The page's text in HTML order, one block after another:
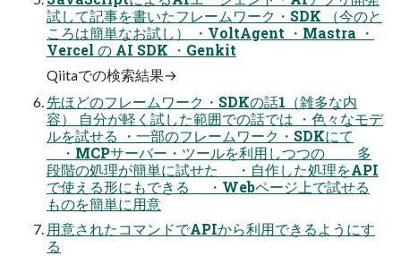
試して記事を書いたフレームワーク・SDK （今のと
ころは簡単なお試し） ・VoltAgent ・Mastra ・
Vercel の AI SDK ・Genkit
Qiitaでの検索結果→
先ほどのフレームワーク・SDKの話1（雑多な内
容） 自分が軽く試した範囲での話では ・色々なモデ
ルを試せる ・一部のフレームワーク・SDKにて
・MCPサーバー・ツールを利用しつつの 多
段階の処理が簡単に試せた ・自作した処理をAPI
で使える形にもできる ・Webページ上で試せる
ものを簡単に用意
用意されたコマンドでAPIから利用できるようにす
る